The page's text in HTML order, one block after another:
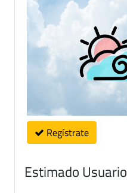
Regístrate
Estimado Usuario